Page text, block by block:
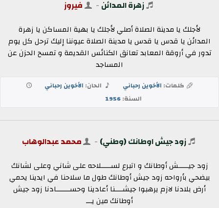
زهرة المدائن - فيروز
لأجلك يا مدينة الصلاة أصلي لأجلك يا بهية المساكن يا زهرة
المدائن يا قدس يا قدس يا مدينة الصلاة عيوننا إليك ترحل كل يوم
تدور في أروقة المعابد تعانق الكنائس القديمة و تمسح الحزن عن
المساجد
كلمات: الأخوين رحباني الحان: الأخوين رحباني
السنة:1956
زود جيش اوطانك (وطني) - محمد عبدالوهاب
زود جيـــــش أوطانك و اتبرع لســـــلاحه على شاني وعلى لشانك
بيضحي بأرواحه زود جيش أوطانك طول ما سلاحنا في ايدينا يحمي
أرض بلادنا لازم يرهبوا جيشــــنا أعادينا وحســـــــادنا زود جيش
أوطانك مين يـــ